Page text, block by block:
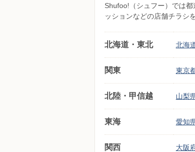
Shufoo!（シュフー）では
ッションなどの店舗チラシ
北海道・東北 北海
関東 東京
北陸・甲信越 山梨
東海 愛知
関西 大阪